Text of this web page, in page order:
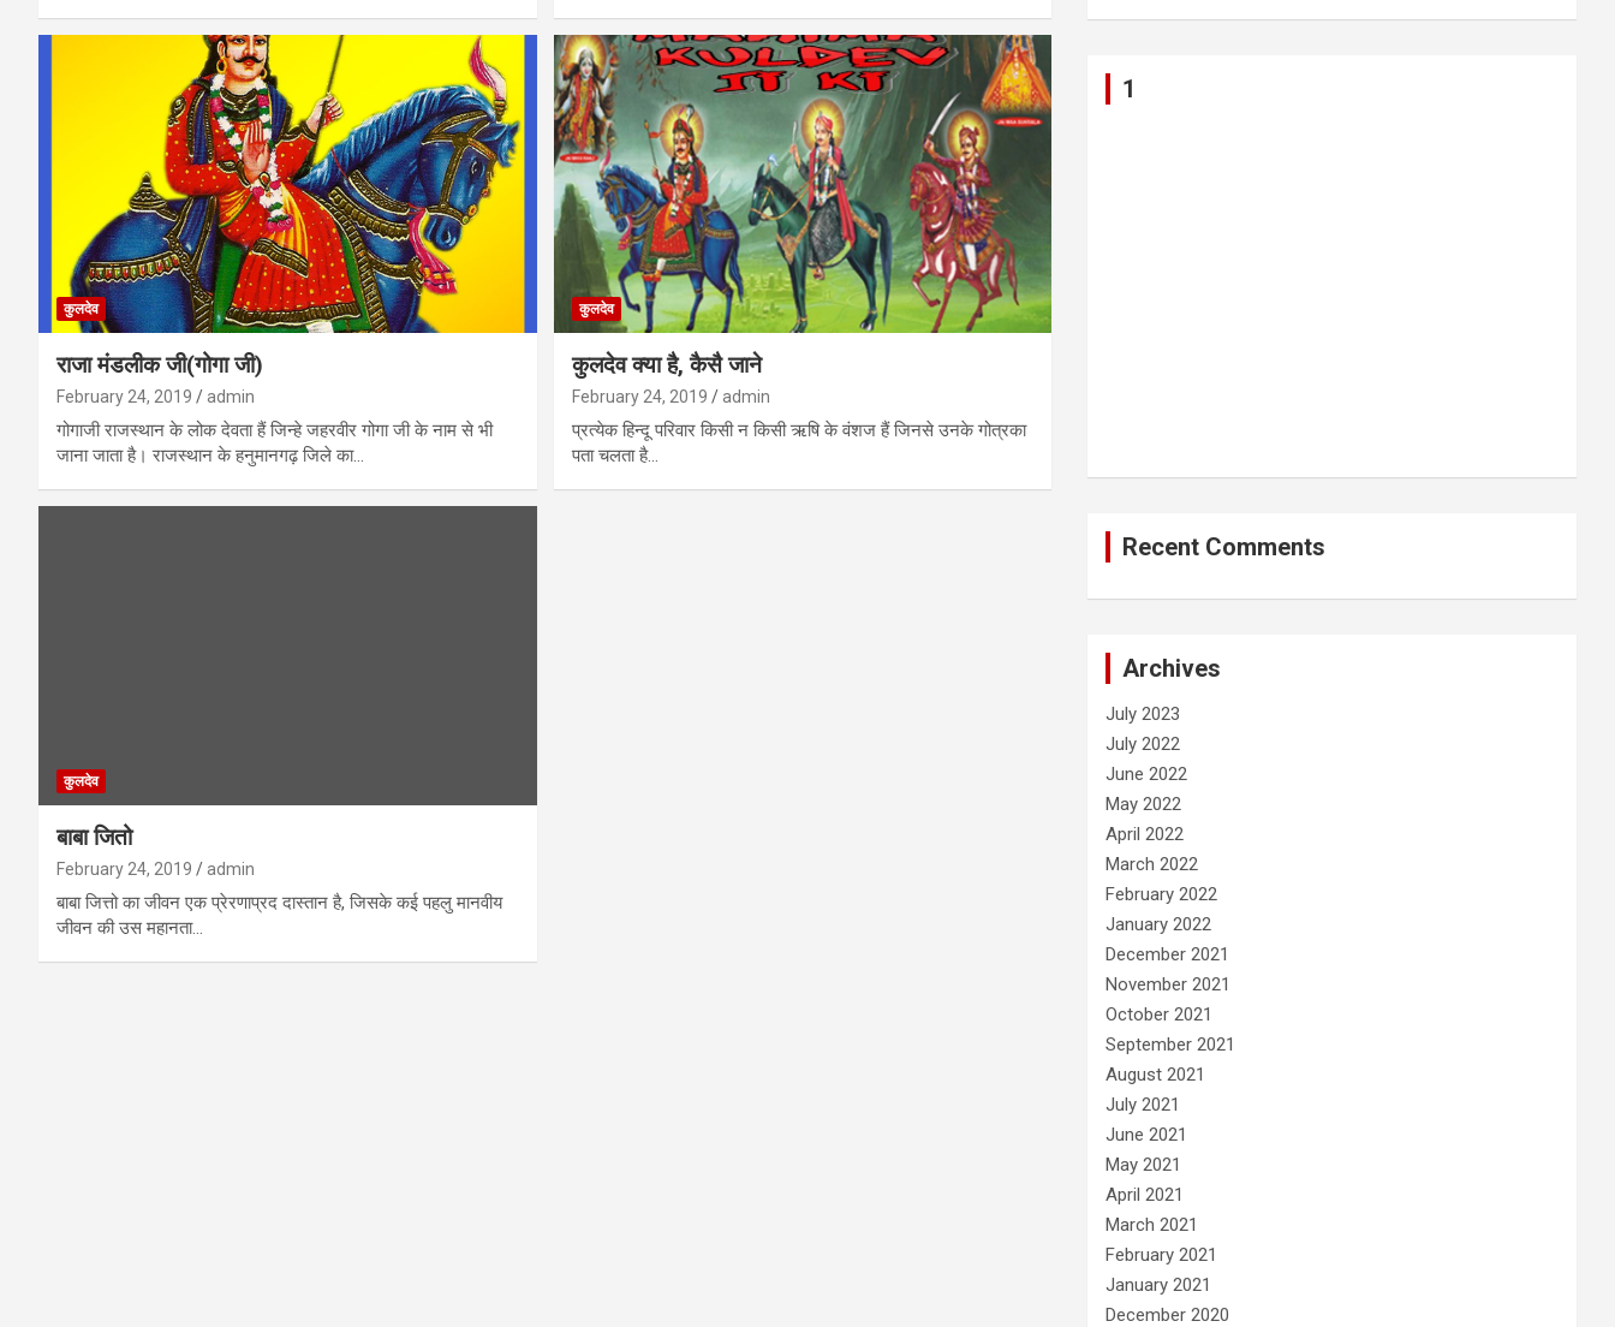
कुलदेव
राजा मंडलीक जी(गोगा जी)
February 24, 2019 admin
गोगाजी राजस्थान के लोक देवता हैं जिन्हे जहरवीर गोगा जी के नाम से भी
जाना जाता है। राजस्थान के हनुमानगढ़ जिले का…
कुलदेव
कुलदेव क्या है, कैसै जाने
February 24, 2019 admin
प्रत्येक हिन्दू परिवार किसी न किसी ऋषि के वंशज हैं जिनसे उनके गोत्रका
पता चलता है…
कुलदेव
बाबा जितो
February 24, 2019 admin
बाबा जित्तो का जीवन एक प्रेरणाप्रद दास्तान है, जिसके कई पहलु मानवीय
जीवन की उस महानता…
1
Recent Comments
Archives
July 2023
July 2022
June 2022
May 2022
April 2022
March 2022
February 2022
January 2022
December 2021
November 2021
October 2021
September 2021
August 2021
July 2021
June 2021
May 2021
April 2021
March 2021
February 2021
January 2021
December 2020